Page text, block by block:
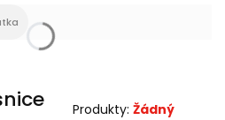
Produkty: Žádný